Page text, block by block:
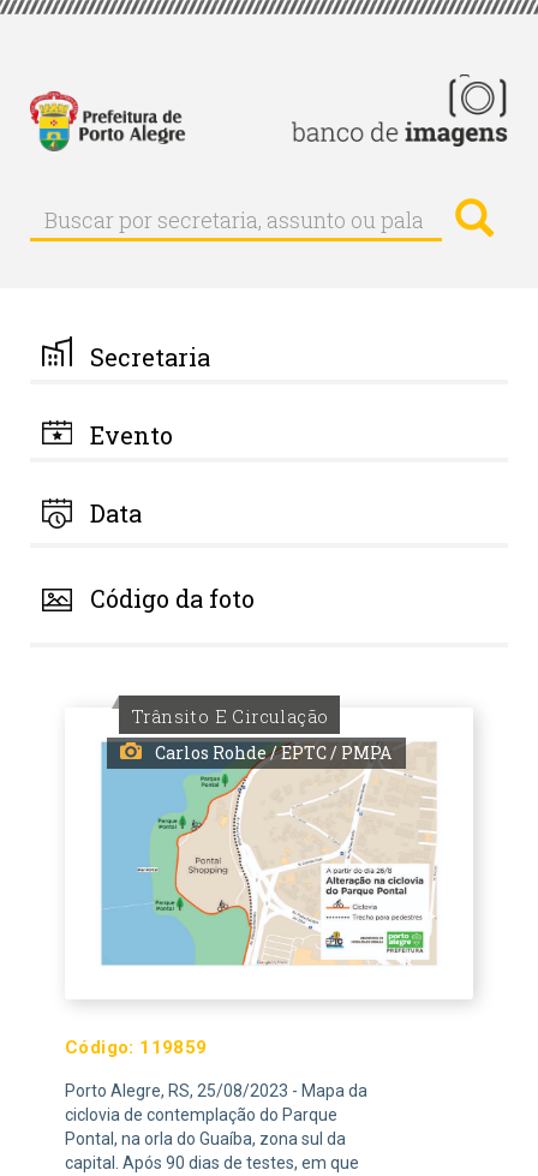
Pular
principal
Buscar
Buscar
por
palavra-
chave
Secretaria
Evento
Data
Código da foto
Trânsito E Circulação
Carlos Rohde / EPTC / PMPA
Código: 119859
Porto Alegre, RS, 25/08/2023 - Mapa da
ciclovia de contemplação do Parque
Pontal, na orla do Guaíba, zona sul da
capital. Após 90 dias de testes, em que